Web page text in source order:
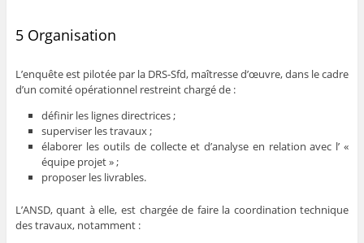
5 Organisation
L’enquête est pilotée par la DRS-Sfd, maîtresse d’œuvre, dans le cadre
d’un comité opérationnel restreint chargé de :
définir les lignes directrices ;
superviser les travaux ;
élaborer les outils de collecte et d’analyse en relation avec l’ «
équipe projet » ;
proposer les livrables.
L’ANSD, quant à elle, est chargée de faire la coordination technique
des travaux, notamment :